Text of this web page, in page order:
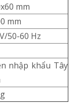
mm
mm
50-60 Hz
nhập khẩu Tây